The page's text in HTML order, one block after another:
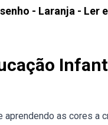
- Laranja - Ler
as cores a